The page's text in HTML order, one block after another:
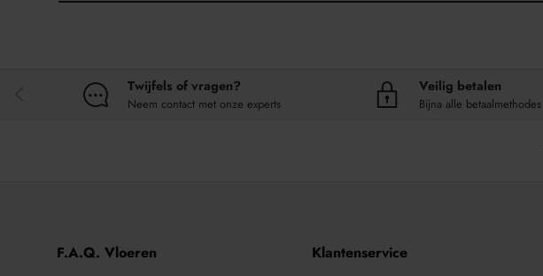
Twijfels of vragen?
Neem contact met onze experts
Veilig betalen
Bijna alle betaalmethodes
F.A.Q. Vloeren
Klantenservice